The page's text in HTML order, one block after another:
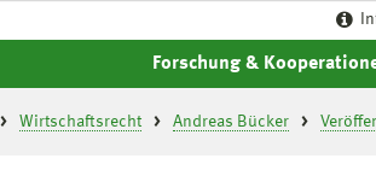
Forschung &
Wirtschaftsrecht Andreas Bücker